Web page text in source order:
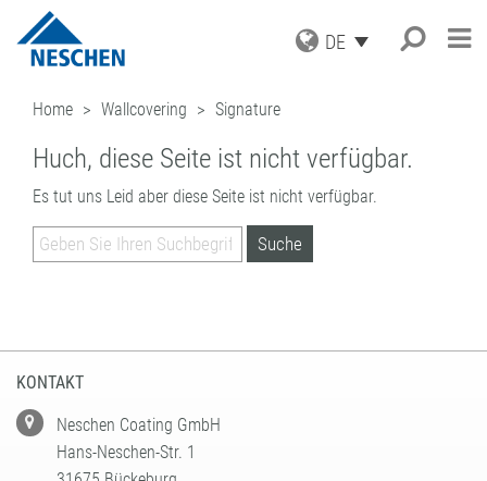
DE
PRODUKTE
DRUCKMEDIEN
SCHUTZFOLIEN
AUFZIEHFOLIEN
(LAMINATOREN)
ZUBEHÖR
INDUSTRIAL APPLICATIONS
LEISTUNGSSPEKTRUM
LOHNBESCHICHTUNGEN
EASY DOT®
– DAS NESCHEN
ORIGINAL
GREEN GRAPHICS – PVC-FREIE
MEDIEN
SERVICE
DOWNLOADS
ICC PROFILE / PARTNER
MUSTERBESTELLUNG
AKTUELLES
NEWS
UNTERNEHMEN
EINKAUF
QUALITÄTSSICHERUNG
KARRIERE
NESCHEN WELTWEIT
Suche
Home Wallcovering Signature
Huch, diese Seite ist nicht verfügbar.
Es tut uns Leid aber diese Seite ist nicht verfügbar.
KONTAKT
Neschen Coating GmbH
Hans-Neschen-Str. 1